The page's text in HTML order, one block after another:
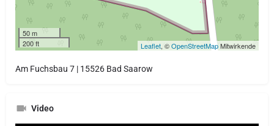
50 m
200 ft
Leaflet, ©OpenStreetMapMitwirkende
Am Fuchsbau 7 | 15526 Bad Saarow
Video